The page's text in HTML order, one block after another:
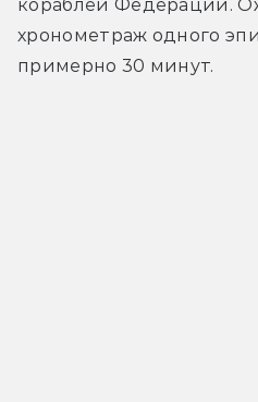
кораблей Федерации.
хронометраж одного
примерно 30 минут.